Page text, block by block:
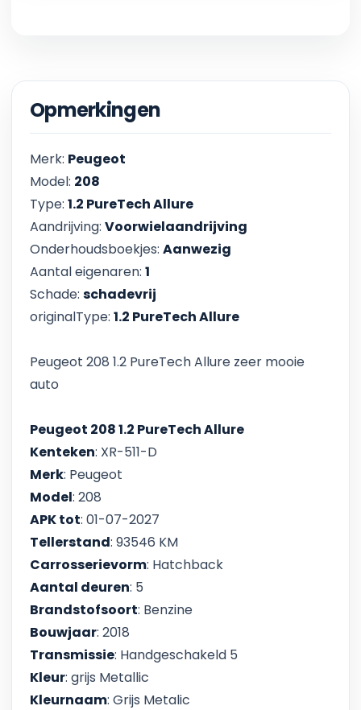
Opmerkingen
Merk: Peugeot
Model: 208
Type: 1.2 PureTech Allure
Aandrijving: Voorwielaandrijving
Onderhoudsboekjes: Aanwezig
Aantal eigenaren: 1
Schade: schadevrij
originalType: 1.2 PureTech Allure
Peugeot 208 1.2 PureTech Allure zeer mooie
auto
Peugeot 208 1.2 PureTech Allure
Kenteken: XR-511-D
Merk: Peugeot
Model: 208
APK tot: 01-07-2027
Tellerstand: 93546 KM
Carrosserievorm: Hatchback
Aantal deuren: 5
Brandstofsoort: Benzine
Bouwjaar: 2018
Transmissie: Handgeschakeld 5
Kleur: grijs Metallic
Kleurnaam: Grijs Metalic